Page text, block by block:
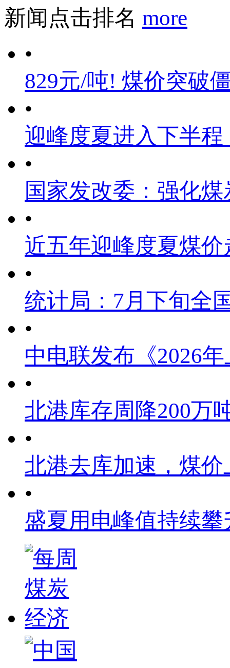
新闻点击排名 more
•
829元/吨! 煤价突破
•
迎峰度夏进入下半
•
国家发改委：强化
•
近五年迎峰度夏煤价
•
统计局：7月下旬全
•
中电联发布《2026
•
北港库存周降200万
•
北港去库加速，煤
•
盛夏用电峰值持续